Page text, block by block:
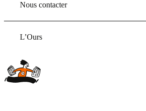
Nous contacter
L’Ours